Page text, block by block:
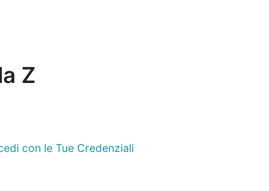
Z
con le Tue Credenziali